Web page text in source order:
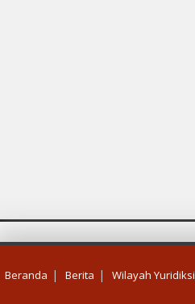
Beranda | Berita | Wilayah Yuridiksi